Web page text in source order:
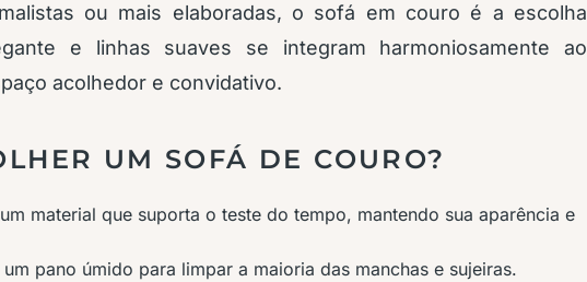
ou mais elaboradas, o sofá em couro é a escolha
e linhas suaves se integram harmoniosamente ao
acolhedor e convidativo.
UM SOFÁ DE COURO?
material que suporta o teste do tempo, mantendo sua aparência e
um pano úmido para limpar a maioria das manchas e sujeiras.